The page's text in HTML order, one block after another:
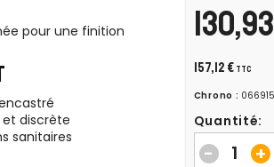
pour une finition
discrète
sanitaires
157,12 € TTC
Chrono : 066915
Quantité:
+
-